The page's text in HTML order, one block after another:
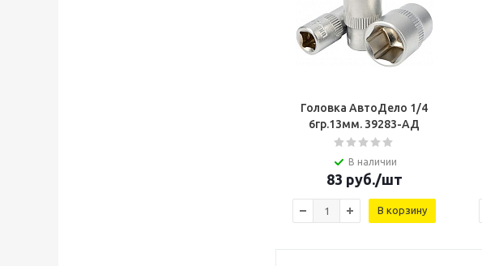
Головка АвтоДело 1/4
6гр.13мм. 39283-AД
В наличии
83 руб./шт
В корзину